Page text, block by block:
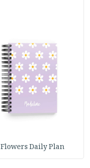
Flowers Daily Plan